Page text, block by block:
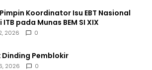
Pimpin Koordinator Isu EBT Nasional
pada Munas BEM SI XIX
2026 0
Dinding Pemblokir
2026 0